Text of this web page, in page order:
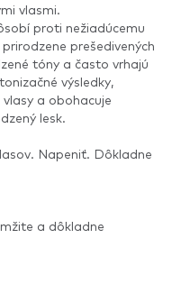
vlasmi.
proti nežiadúcemu
prešedivených
tóny a často vrhajú
výsledky,
a obohacuje
lesk.
Napeniť. Dôkladne
a dôkladne